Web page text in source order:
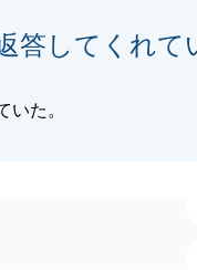
答してくれて
た。